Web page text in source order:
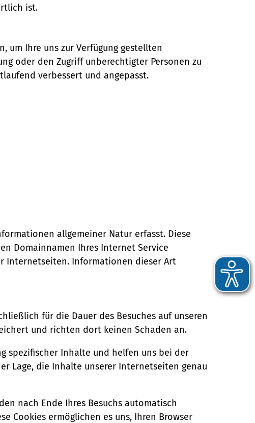
ist.
um Ihre uns zur Verfügung gestellten
oder den Zugriff unberechtigter Personen zu
verbessert und angepasst.
allgemeiner Natur erfasst. Diese
Domainnamen Ihres Internet Service
Internetseiten. Informationen dieser Art
für die Dauer des Besuches auf unseren
und richten dort keinen Schaden an.
spezifischer Inhalte und helfen uns bei der
Lage, die Inhalte unserer Internetseiten genau
nach Ende Ihres Besuchs automatisch
Cookies ermöglichen es uns, Ihren Browser